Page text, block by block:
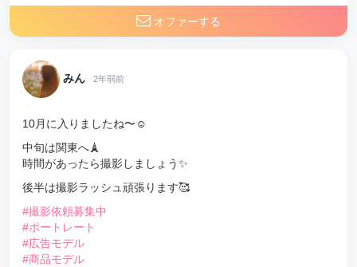
オファーする
みん 2年弱前
10月に入りましたね〜☺️
中旬は関東へ🗼
時間があったら撮影しましょう✨
後半は撮影ラッシュ頑張ります🥰
#撮影依頼募集中
#ポートレート
#広告モデル
#商品モデル